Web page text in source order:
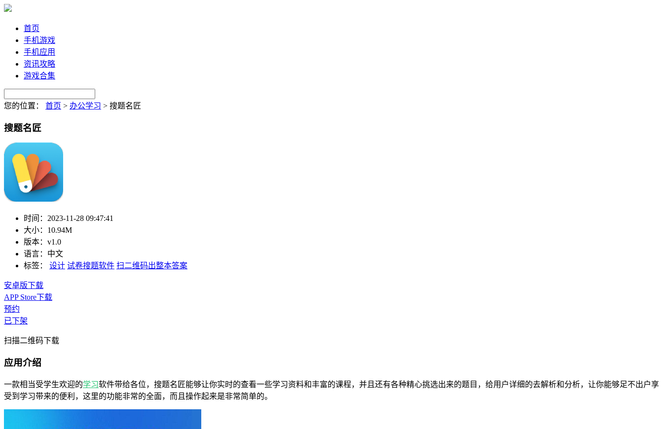
首页
手机游戏
手机应用
资讯攻略
游戏合集
您的位置： 首页 > 办公学习 > 搜题名匠
搜题名匠
时间： 2023-11-28 09:47:41
大小： 10.94M
版本： v1.0
语言： 中文
标签：
设计 试卷搜题软件 扫二维码出整本答案
安卓版下载
APP Store下载
预约
已下架
扫描二维码下载
应用介绍
一款相当受学生欢迎的学习软件带给各位，搜题名匠能够让你实时的查看一些学习资料和丰富的课程，并且还有各种精心挑选出来的题目，给用户详细的去解析和分析，让你能够足不出户享
受到学习带来的便利，这里的功能非常的全面，而且操作起来是非常简单的。